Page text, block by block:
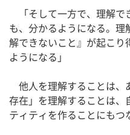
「そして一方で、理解で
も、分かるようになる。
解できないこと』が起こり
ようになる」
他人を理解することは、
存在」を理解することは
ティティを作ることにもつ